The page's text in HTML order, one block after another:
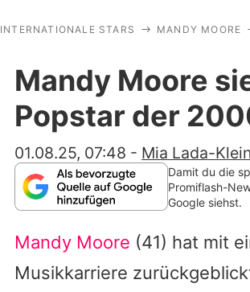
INTERNATIONALE STARS MANDY MOORE
Mandy Moore
Popstar der
01.08.25, 07:48 - Mia Lada-Klein
Damit du die
Promiflash-
Google siehst.
Mandy Moore (41) hat mit
Musikkarriere